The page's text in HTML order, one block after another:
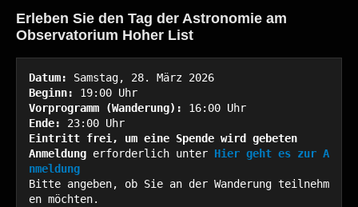
Erleben Sie den Tag der Astronomie am
Observatorium Hoher List
Datum:
Beginn:
Vorprogramm (Wanderung):
Ende:
Eintritt frei, um eine Spende wird gebeten
Anmeldung erforderlich unter Hier geht es zur A
nmeldung
Bitte angeben, ob Sie an der Wanderung teilnehm
en möchten.